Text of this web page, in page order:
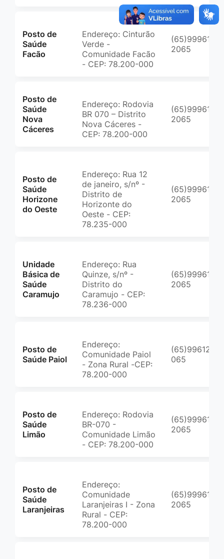
Posto de
Saúde
Facão
Endereço: Cinturão
Verde -
Comunidade Facão
- CEP: 78.200-000
(65)99961-
2065
Posto de
Saúde
Nova
Cáceres
Endereço: Rodovia
BR 070 – Distrito
Nova Cáceres -
CEP: 78.200-000
(65)99961-
2065
Posto de
Saúde
Horizone
do Oeste
Endereço: Rua 12
de janeiro, s/nº -
Distrito de
Horizonte do
Oeste - CEP:
78.235-000
(65)99961-
2065
Unidade
Básica de
Saúde
Caramujo
Endereço: Rua
Quinze, s/nº -
Distrito do
Caramujo - CEP:
78.236-000
(65)99961-
2065
Posto de
Saúde Paiol
Endereço:
Comunidade Paiol
- Zona Rural -CEP:
78.200-000
(65)99612-
065
Posto de
Saúde
Limão
Endereço: Rodovia
BR-070 -
Comunidade Limão
- CEP: 78.200-000
(65)99961-
2065
Posto de
Saúde
Laranjeiras
Endereço:
Comunidade
Laranjeiras I - Zona
Rural - CEP:
78.200-000
(65)99961-
2065